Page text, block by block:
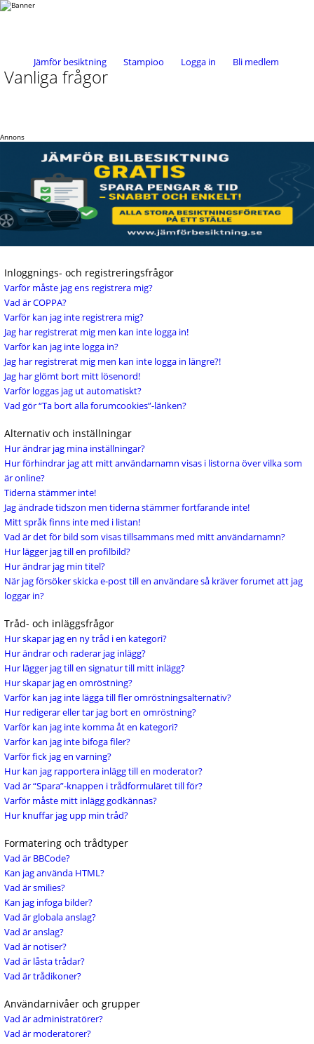
Jämför besiktning Stampioo Logga in Bli medlem
Vanliga frågor
Annons
Inloggnings- och registreringsfrågor
Varför måste jag ens registrera mig?
Vad är COPPA?
Varför kan jag inte registrera mig?
Jag har registrerat mig men kan inte logga in!
Varför kan jag inte logga in?
Jag har registrerat mig men kan inte logga in längre?!
Jag har glömt bort mitt lösenord!
Varför loggas jag ut automatiskt?
Vad gör “Ta bort alla forumcookies”-länken?
Alternativ och inställningar
Hur ändrar jag mina inställningar?
Hur förhindrar jag att mitt användarnamn visas i listorna över vilka som
är online?
Tiderna stämmer inte!
Jag ändrade tidszon men tiderna stämmer fortfarande inte!
Mitt språk finns inte med i listan!
Vad är det för bild som visas tillsammans med mitt användarnamn?
Hur lägger jag till en profilbild?
Hur ändrar jag min titel?
När jag försöker skicka e-post till en användare så kräver forumet att jag
loggar in?
Tråd- och inläggsfrågor
Hur skapar jag en ny tråd i en kategori?
Hur ändrar och raderar jag inlägg?
Hur lägger jag till en signatur till mitt inlägg?
Hur skapar jag en omröstning?
Varför kan jag inte lägga till fler omröstningsalternativ?
Hur redigerar eller tar jag bort en omröstning?
Varför kan jag inte komma åt en kategori?
Varför kan jag inte bifoga filer?
Varför fick jag en varning?
Hur kan jag rapportera inlägg till en moderator?
Vad är “Spara”-knappen i trådformuläret till för?
Varför måste mitt inlägg godkännas?
Hur knuffar jag upp min tråd?
Formatering och trådtyper
Vad är BBCode?
Kan jag använda HTML?
Vad är smilies?
Kan jag infoga bilder?
Vad är globala anslag?
Vad är anslag?
Vad är notiser?
Vad är låsta trådar?
Vad är trådikoner?
Användarnivåer och grupper
Vad är administratörer?
Vad är moderatorer?